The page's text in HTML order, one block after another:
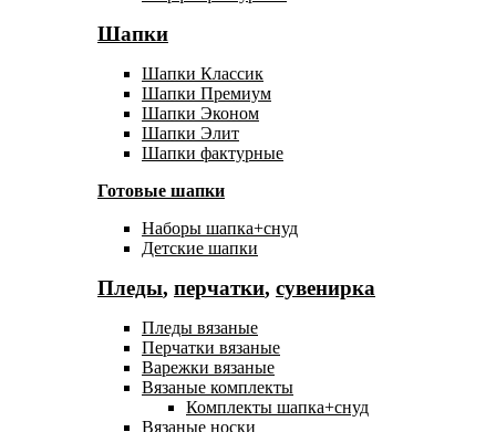
Шапки
Шапки Классик
Шапки Премиум
Шапки Эконом
Шапки Элит
Шапки фактурные
Готовые шапки
Наборы шапка+снуд
Детские шапки
Пледы, перчатки, сувенирка
Пледы вязаные
Перчатки вязаные
Варежки вязаные
Вязаные комплекты
Комплекты шапка+снуд
Вязаные носки